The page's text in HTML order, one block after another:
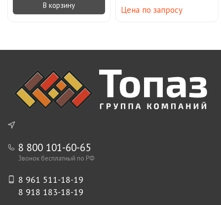
В корзину Цена по запросу
8 800 101-60-65
Звонок бесплатный по РФ
8 961 511-18-19
8 918 183-18-19